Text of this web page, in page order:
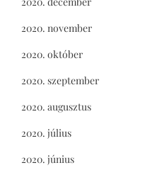
2020. november
2020. október
2020. szeptember
2020. augusztus
2020. július
2020. június